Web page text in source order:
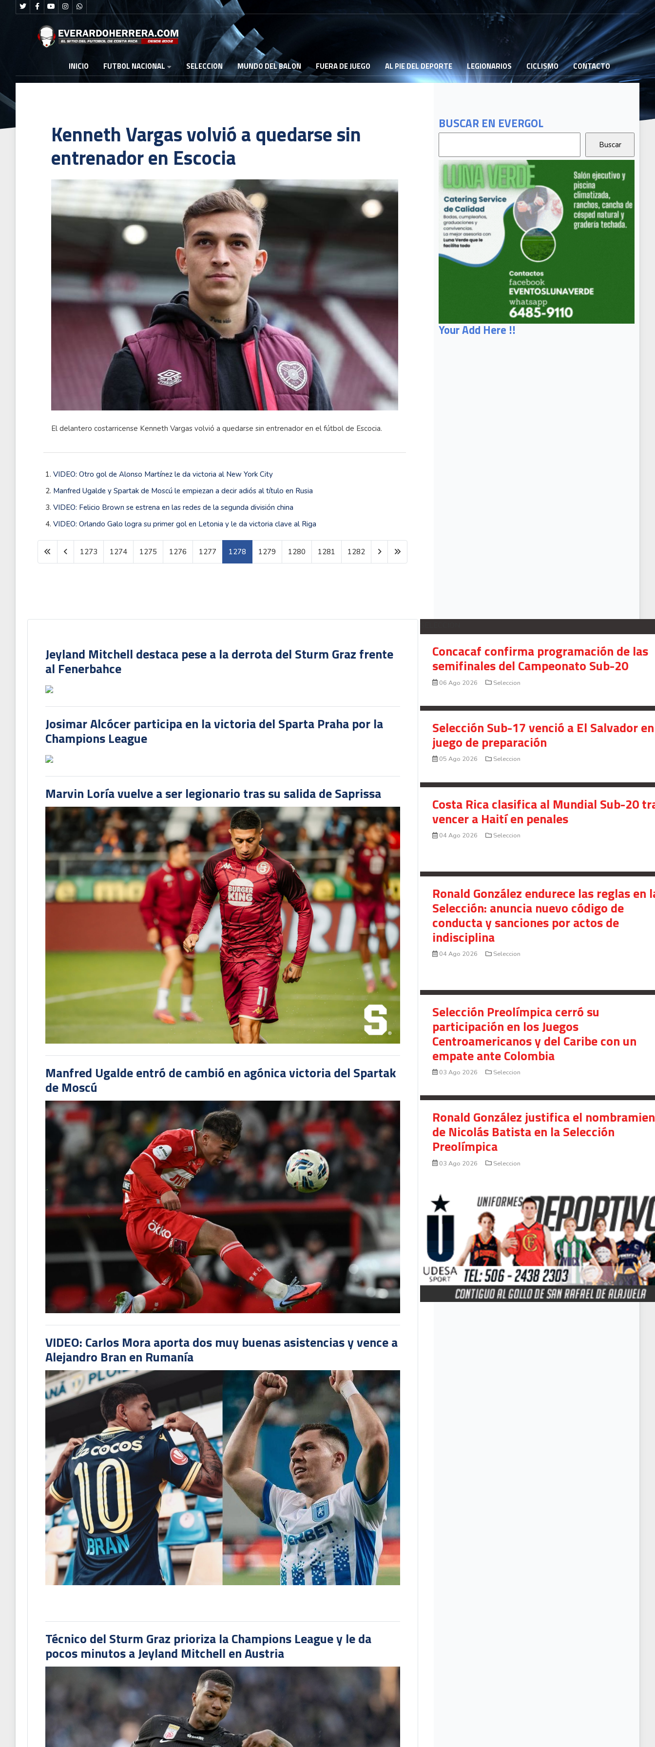
INICIO FUTBOL NACIONAL SELECCION MUNDO DEL BALON FUERA DE JUEGO AL PIE DEL DEPORTE LEGIONARIOS CICLISMO CONTACTO
BUSCAR EN EVERGOL
Your Add Here !!
Kenneth Vargas volvió a quedarse sin
entrenador en Escocia
El delantero costarricense Kenneth Vargas volvió a quedarse sin entrenador en el fútbol de Escocia.
VIDEO: Otro gol de Alonso Martínez le da victoria al New York City
Manfred Ugalde y Spartak de Moscú le empiezan a decir adiós al título en Rusia
VIDEO: Felicio Brown se estrena en las redes de la segunda división china
VIDEO: Orlando Galo logra su primer gol en Letonia y le da victoria clave al Riga
Página 1278 de 1600
1273 1274 1275 1276 1277 1278 1279 1280 1281 1282
Jeyland Mitchell destaca pese a la derrota del Sturm Graz frente
al Fenerbahce
Josimar Alcócer participa en la victoria del Sparta Praha por la
Champions League
Marvin Loría vuelve a ser legionario tras su salida de Saprissa
Manfred Ugalde entró de cambió en agónica victoria del Spartak
de Moscú
VIDEO: Carlos Mora aporta dos muy buenas asistencias y vence a
Alejandro Bran en Rumanía
Técnico del Sturm Graz prioriza la Champions League y le da
pocos minutos a Jeyland Mitchell en Austria
Concacaf confirma programación de las
semifinales del Campeonato Sub-20
06 Ago 2026 Seleccion
Selección Sub-17 venció a El Salvador en
juego de preparación
05 Ago 2026 Seleccion
Costa Rica clasifica al Mundial Sub-20
vencer a Haití en penales
04 Ago 2026 Seleccion
Ronald González endurece las reglas en
Selección: anuncia nuevo código de
conducta y sanciones por actos de
indisciplina
04 Ago 2026 Seleccion
Selección Preolímpica cerró su
participación en los Juegos
Centroamericanos y del Caribe con un
empate ante Colombia
03 Ago 2026 Seleccion
Ronald González justifica el
de Nicolás Batista en la Selección
Preolímpica
03 Ago 2026 Seleccion